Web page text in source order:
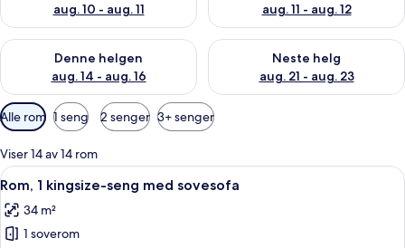
aug. 10 - aug. 11
aug. 11 - aug. 12
Denne helgen
aug. 14 - aug. 16
Sjekk tilgjengelighet for denne helgen, aug. 14 - aug. 16
Neste helg
aug. 21 - aug. 23
Sjekk tilgjengelighet for
Tilgjengelige
filtre
for
rom
Alle rom 1 seng 2 senger 3+ senger
Viser 14 av 14 rom
Åpne
alle
bildene
av
Rom, 1 kingsize-seng med
5
Rom, 1 kingsize-seng med sovesofa
34 m²
1 soverom